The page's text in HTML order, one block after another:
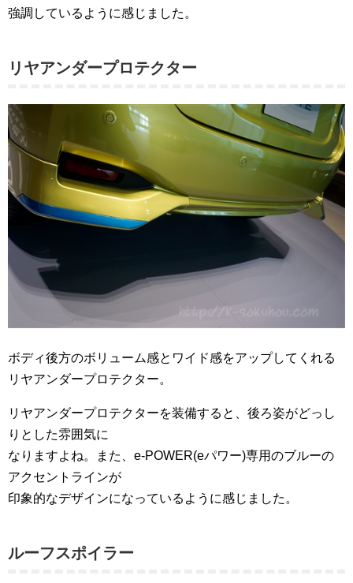
強調しているように感じました。
リヤアンダープロテクター
ボディ後方のボリューム感とワイド感をアップしてくれる
リヤアンダープロテクター。
リヤアンダープロテクターを装備すると、後ろ姿がどっし
りとした雰囲気に
なりますよね。また、e-POWER(eパワー)専用のブルーの
アクセントラインが
印象的なデザインになっているように感じました。
ルーフスポイラー